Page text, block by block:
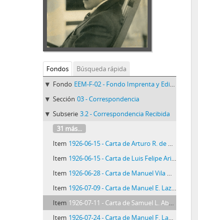
Fondos
Búsqueda rápida
Fondo EEM-F-02 - Fondo Imprenta y Editorial Minerva
Sección 03 - Correspondencia
Subserie 3.2 - Correspondencia Recibida
31 más...
Item 1926-06-15 - Carta de Arturo R. de Carricarte, 15/6/1926
Item 1926-06-15 - Carta de Luis Felipe Arizola Mora, 15/6/1926
Item 1926-06-28 - Carta de Manuel Vila Herrera, 28/6/1926
Item 1926-07-09 - Carta de Manuel E. Lazarte, 9/7/1926
Item 1926-07-11 - Carta de Samuel L. Abad, 11/7/1926
Item 1926-07-24 - Carta de Manuel F. Laos, 24/7/1926